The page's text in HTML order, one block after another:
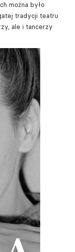
można było
tradycji teatru
ale i tancerzy